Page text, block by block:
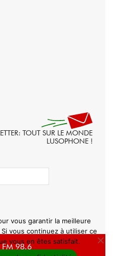
TOUT SUR LE MONDE
LUSOPHONE !
FM 98.6
vous garantir la meilleure
vous continuez à utiliser ce
vous en êtes satisfait.